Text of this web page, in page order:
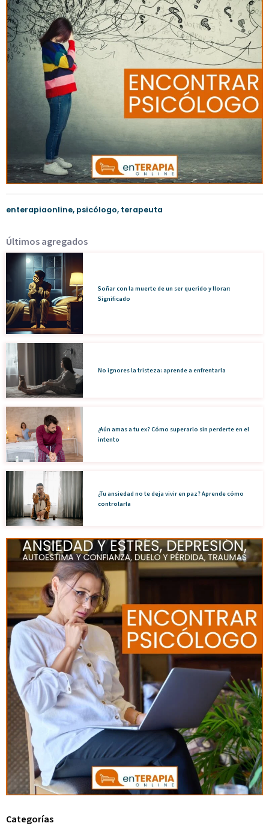
enterapiaonline, psicólogo, terapeuta
Últimos agregados
Soñar con la muerte de un ser querido y llorar:
Significado
No ignores la tristeza: aprende a enfrentarla
¿Aún amas a tu ex? Cómo superarlo sin perderte en el
intento
¿Tu ansiedad no te deja vivir en paz? Aprende cómo
controlarla
Categorías